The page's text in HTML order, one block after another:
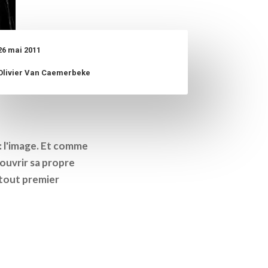
mai 2011
Van Caemerbeke
Et comme
sa propre
tout premier